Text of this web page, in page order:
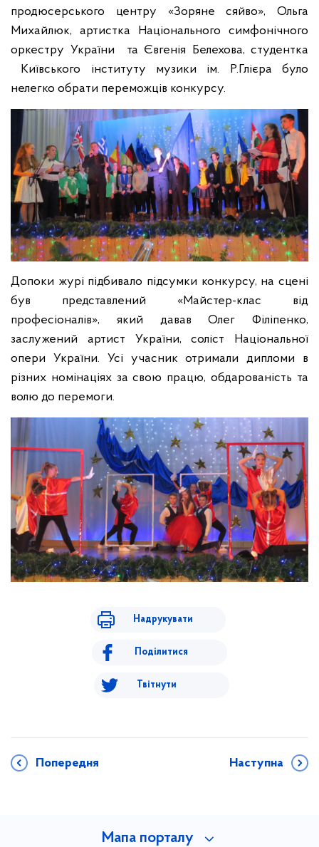
продюсерського центру «Зоряне сяйво», Ольга
Михайлюк, артистка Національного симфонічного
оркестру України та Євгенія Белехова, студентка
Київського інституту музики ім. Р.Глієра було
нелегко обрати переможців конкурсу.
Допоки журі підбивало підсумки конкурсу, на сцені
був представлений «Майстер-клас від
професіоналів», який давав Олег Філіпенко,
заслужений артист України, соліст Національної
опери України. Усі учасник отримали дипломи в
різних номінаціях за свою працю, обдарованість та
волю до перемоги.
Надрукувати
Поділитися
Твітнути
Попередня Наступна
Мапа порталу